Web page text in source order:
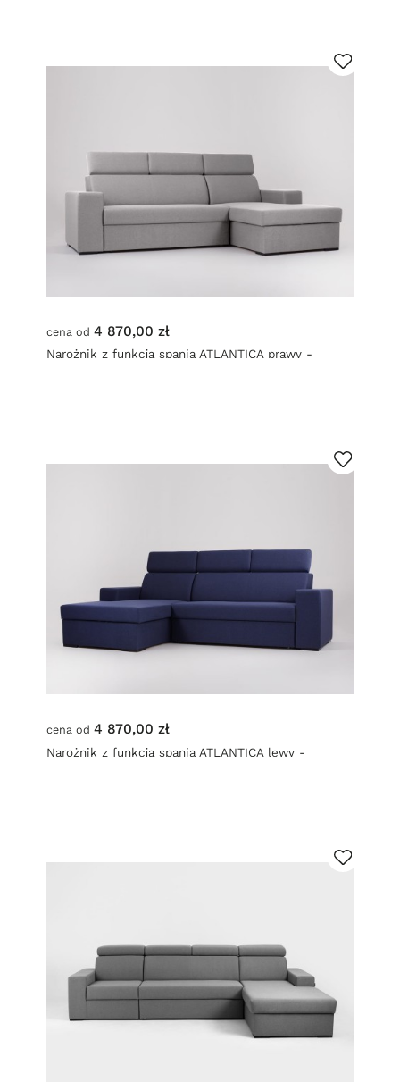
cena od 4 870,00 zł
Narożnik z funkcją spania ATLANTICA prawy -
cena od 4 870,00 zł
Narożnik z funkcją spania ATLANTICA lewy -